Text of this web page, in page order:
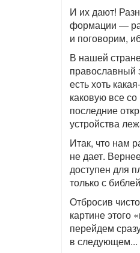
И их дают!
формации —
и поговорим,
В нашей
православный
есть хоть
каковую все
последние
устройства
Итак, что нам
не дает.
доступен для
только с
Отбросив
картине этого
перейдем
в следующем...